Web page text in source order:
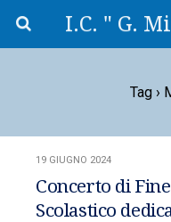
I.C. " G.
Tag ›
19 GIUGNO 2024
Concerto di
Scolastico